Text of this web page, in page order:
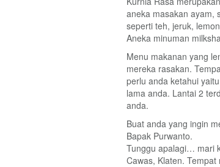
aneka masakan ayam,
seperti teh, jeruk,
Aneka minuman
Menu makanan yang
mereka rasakan.
perlu anda ketahui
lama anda. Lantai 2
anda.
Buat anda yang ingin
Bapak Purwanto.
Tunggu apalagi… mari
Cawas, Klaten.